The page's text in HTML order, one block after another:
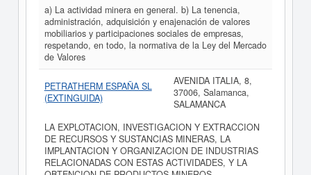
a) La actividad minera en general. b) La tenencia,
administración, adquisición y enajenación de valores
mobiliarios y participaciones sociales de empresas,
respetando, en todo, la normativa de la Ley del Mercado
de Valores
PETRATHERM ESPAÑA SL
(EXTINGUIDA)
AVENIDA ITALIA, 8,
37006, Salamanca,
SALAMANCA
LA EXPLOTACION, INVESTIGACION Y EXTRACCION
DE RECURSOS Y SUSTANCIAS MINERAS, LA
IMPLANTACION Y ORGANIZACION DE INDUSTRIAS
RELACIONADAS CON ESTAS ACTIVIDADES, Y LA